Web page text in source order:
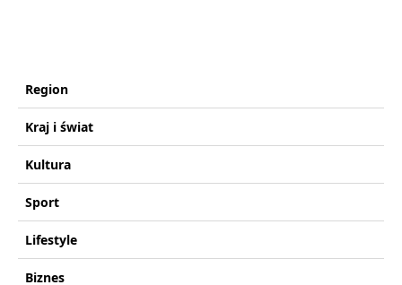
Region
Kraj i świat
Kultura
Sport
Lifestyle
Biznes